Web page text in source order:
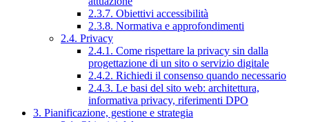
2.3.7. Obiettivi accessibilità
2.3.8. Normativa e approfondimenti
2.4. Privacy
2.4.1. Come rispettare la privacy sin dalla
progettazione di un sito o servizio digitale
2.4.2. Richiedi il consenso quando necessario
2.4.3. Le basi del sito web: architettura,
informativa privacy, riferimenti DPO
3. Pianificazione, gestione e strategia